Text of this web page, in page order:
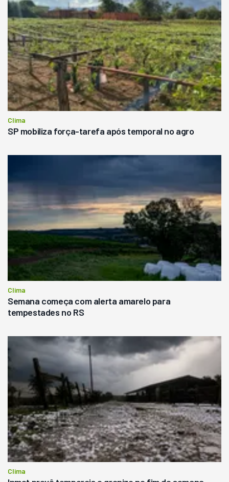
Clima
SP mobiliza força-tarefa após temporal no agro
Clima
Semana começa com alerta amarelo para
tempestades no RS
Clima